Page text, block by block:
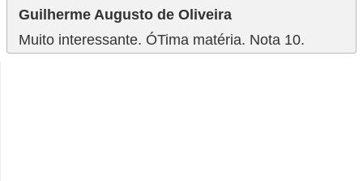
Guilherme Augusto de Oliveira
Muito interessante. ÓTima matéria. Nota 10.